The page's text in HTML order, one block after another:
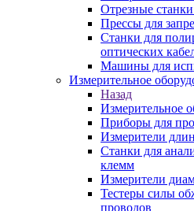
Отрезные
Прессы для
Станки для
оптических
Машины для
Измерительное
Назад
Измерительное
Приборы для
Измерители
Станки для
клемм
Измерители
Тестеры силы
проводов